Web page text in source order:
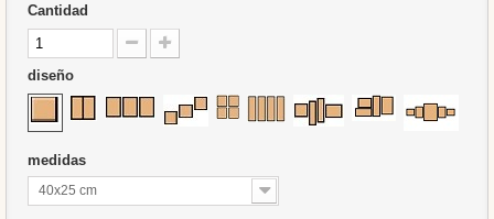
Cantidad
diseño
medidas
40x25 cm